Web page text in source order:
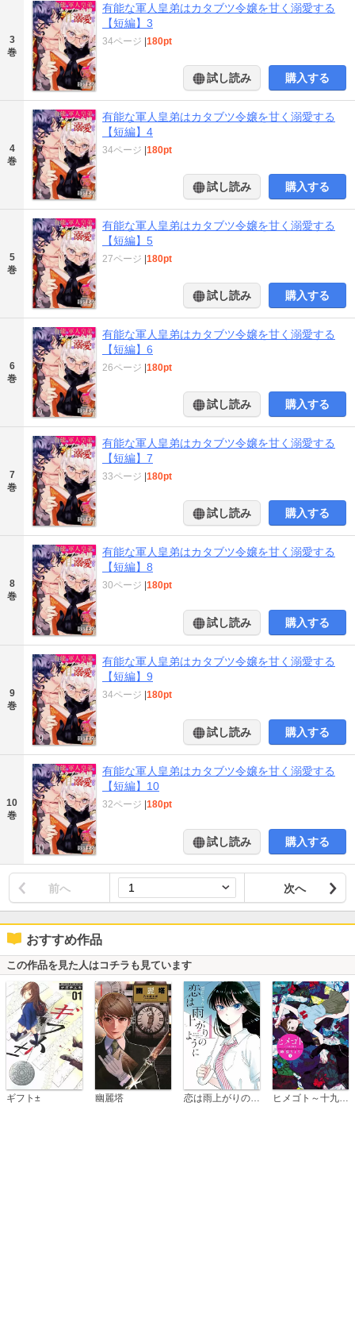
3
巻
有能な軍人皇弟はカタブツ令嬢を甘く溺愛する
【短編】3
34ページ |180pt
試し読み 購入する
4
巻
有能な軍人皇弟はカタブツ令嬢を甘く溺愛する
【短編】4
34ページ |180pt
試し読み 購入する
5
巻
有能な軍人皇弟はカタブツ令嬢を甘く溺愛する
【短編】5
27ページ |180pt
試し読み 購入する
6
巻
有能な軍人皇弟はカタブツ令嬢を甘く溺愛する
【短編】6
26ページ |180pt
試し読み 購入する
7
巻
有能な軍人皇弟はカタブツ令嬢を甘く溺愛する
【短編】7
33ページ |180pt
試し読み 購入する
8
巻
有能な軍人皇弟はカタブツ令嬢を甘く溺愛する
【短編】8
30ページ |180pt
試し読み 購入する
9
巻
有能な軍人皇弟はカタブツ令嬢を甘く溺愛する
【短編】9
34ページ |180pt
試し読み 購入する
10
巻
有能な軍人皇弟はカタブツ令嬢を甘く溺愛する
【短編】10
32ページ |180pt
試し読み 購入する
前へ 次へ
おすすめ作品
この作品を見た人はコチラも見ています
ギフト± 幽麗塔 ヒメゴト～十九歳の制服～